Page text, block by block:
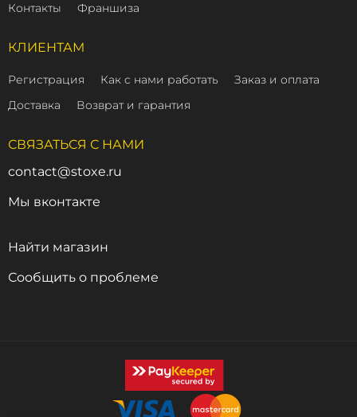
Контакты
Франшиза
КЛИЕНТАМ
Регистрация Как с нами работать
Заказ и оплата
Доставка
Возврат и гарантия
СВЯЗАТЬСЯ С НАМИ
contact@stoxe.ru
Мы вконтакте
Найти магазин
Сообщить о проблеме